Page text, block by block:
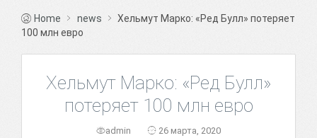
Home news
Хельмут Марко: «Ред Булл» потеряет
100 млн евро
Хельмут Марко: «Ред Булл»
потеряет 100 млн евро
admin 26 марта, 2020